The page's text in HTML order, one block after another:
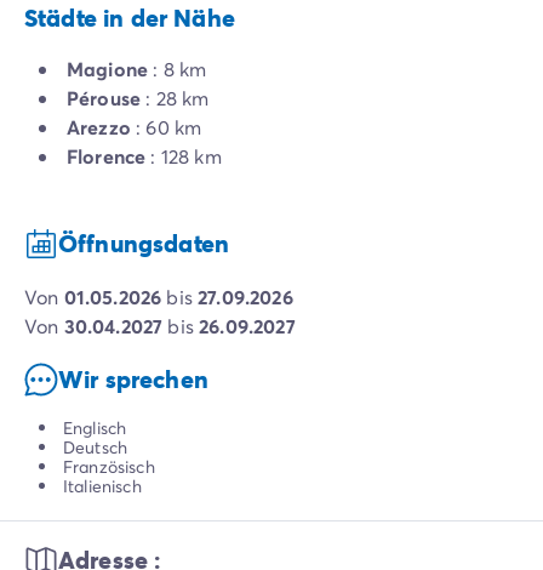
Städte in der Nähe
Magione : 8 km
Pérouse : 28 km
Arezzo : 60 km
Florence : 128 km
Öffnungsdaten
von 01.05.2026 bis27.09.2026
von 30.04.2027 bis26.09.2027
Wir sprechen
Englisch
Deutsch
Französisch
Italienisch
Adresse :